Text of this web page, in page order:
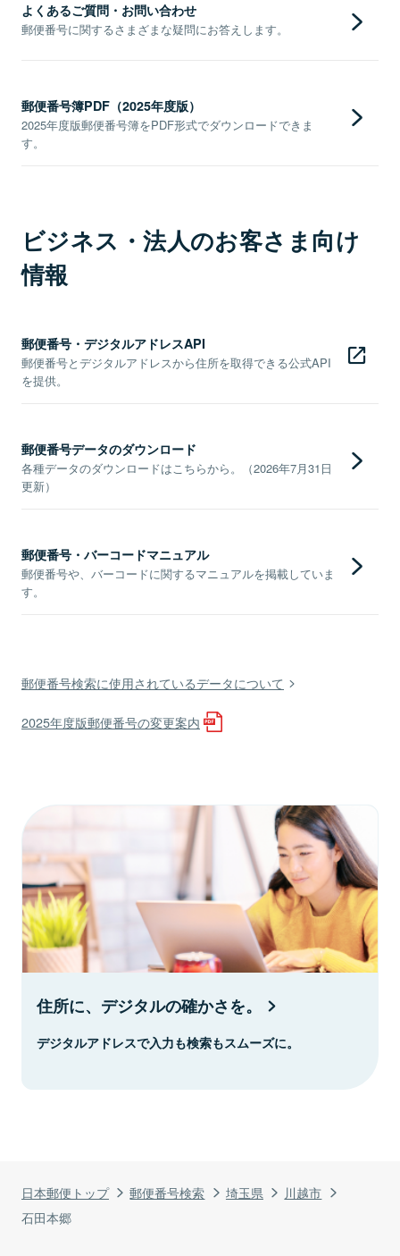
日本郵便トップ 郵便番号検索 埼玉県
川越市
石田本郷
よくあるご質問・お問い合わせ
郵便番号に関するさまざまな疑問にお答えします。
郵便番号簿PDF（2025年度版）
2025年度版郵便番号簿をPDF形式でダウンロードできま
す。
ビジネス・法人のお客さま向け
情報
郵便番号・デジタルアドレスAPI
郵便番号とデジタルアドレスから住所を取得できる公式API
を提供。
郵便番号データのダウンロード
各種データのダウンロードはこちらから。（2026年7月31日
更新）
郵便番号・バーコードマニュアル
郵便番号や、バーコードに関するマニュアルを掲載していま
す。
郵便番号検索に使用されているデータについて
2025年度版郵便番号の変更案内
住所に、デジタルの確かさを。
デジタルアドレスで入力も検索もスムーズに。